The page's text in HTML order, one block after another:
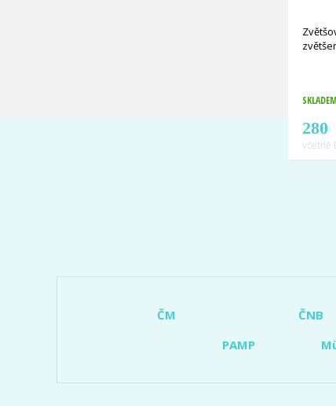
280
včetně
ČM ČNB
PAMP